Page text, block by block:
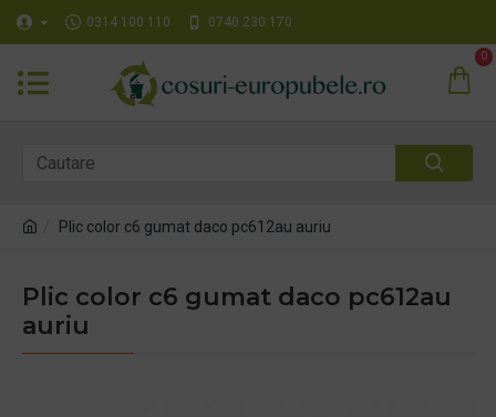
0314 100 110 0740 230 170
0
Plic color c6 gumat daco pc612au auriu
Plic color c6 gumat daco pc612au
auriu